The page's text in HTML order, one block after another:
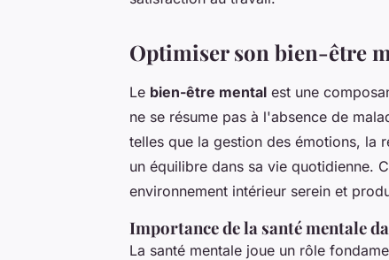
Optimiser son bien-être
Le bien-être mental est une
ne se résume pas à l'absence de
telles que la gestion des émotions, la
un équilibre dans sa vie quotidienne.
environnement intérieur serein et
Importance de la santé mentale
La santé mentale joue un rôle